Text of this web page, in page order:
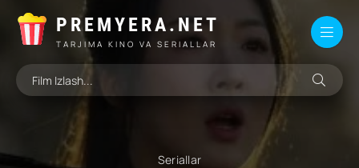
PREMYERA.NET
TARJIMA KINO VA SERIALLAR
Seriallar